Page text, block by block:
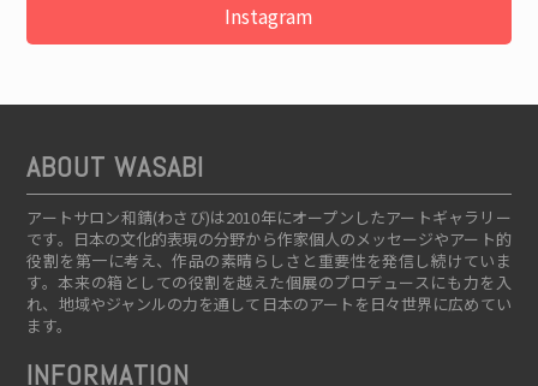
Instagram
ABOUT WASABI
アートサロン和錆(わさび)は2010年にオープンしたアートギャラリー
です。日本の文化的表現の分野から作家個人のメッセージやアート的
役割を第一に考え、作品の素晴らしさと重要性を発信し続けていま
す。本来の箱としての役割を越えた個展のプロデュースにも力を入
れ、地域やジャンルの力を通して日本のアートを日々世界に広めてい
ます。
INFORMATION